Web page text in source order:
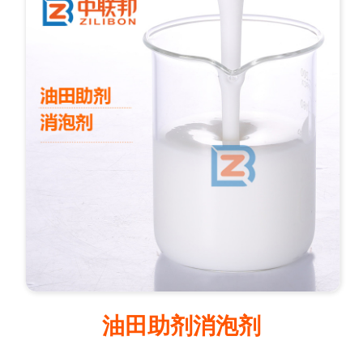
油田助剂消泡剂